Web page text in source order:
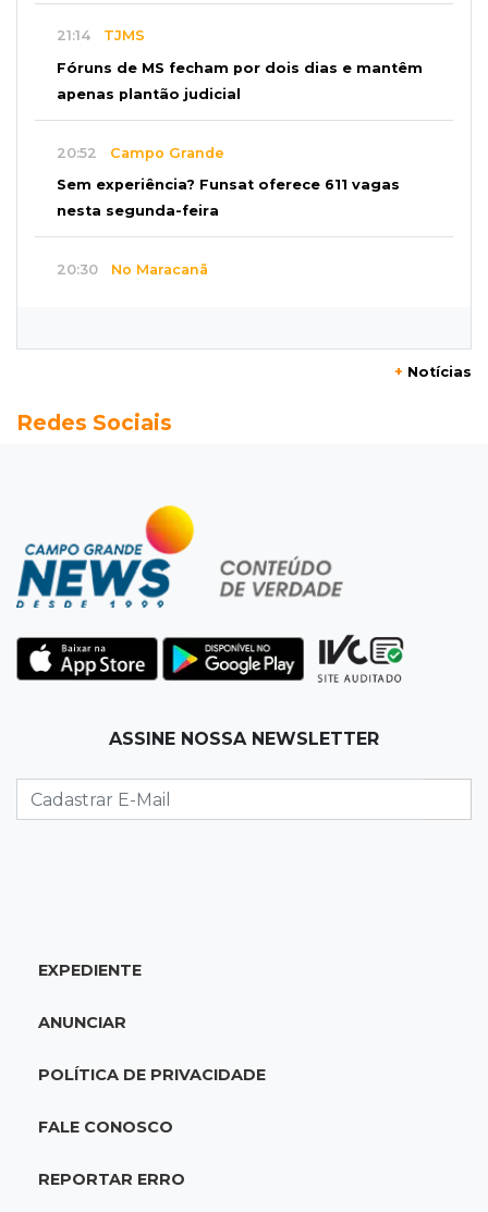
21:14 TJMS
Fóruns de MS fecham por dois dias e mantêm
apenas plantão judicial
20:52 Campo Grande
Sem experiência? Funsat oferece 611 vagas
nesta segunda-feira
20:30 No Maracanã
Seleções em MS têm salários de até R$ 8,2 mil;
Jardim Itatiaia
Vigia é amarrado durante roubo de carro e
dois caminhões em pátio
Corinthians vence Bragantino por 2 a 0 e sobe
para 7º no Brasileirão
Na Vila Belmiro
lugar no Brasileirão
18:33Em 2022
adolescente atropelada no Amazonas
Palmeiras e Inter ficam no 0 a 0 pela 22ª
+ Notícias
Redes Sociais
ASSINE NOSSA NEWSLETTER
EXPEDIENTE
ANUNCIAR
POLÍTICA DE PRIVACIDADE
FALE CONOSCO
REPORTAR ERRO